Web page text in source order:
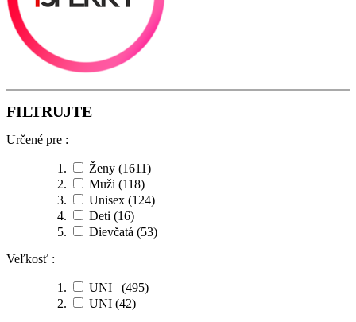
FILTRUJTE
Určené pre :
Ženy (1611)
Muži (118)
Unisex (124)
Deti (16)
Dievčatá (53)
Veľkosť :
UNI_
(495)
UNI (42)